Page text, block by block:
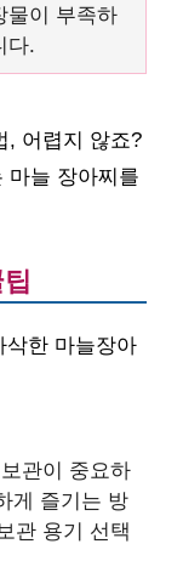
물이 부족하
다.
, 어렵지 않죠?
마늘 장아찌를
삭한 마늘장아
관이 중요하
게 즐기는 방
관 용기 선택